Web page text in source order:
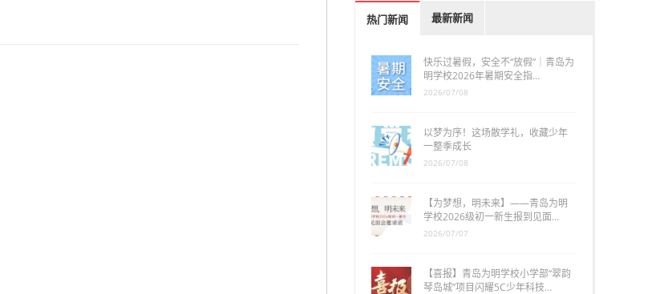
热门新闻 最新新闻
快乐过暑假，安全不“放假”｜青岛为
明学校2026年暑期安全指…
2026/07/08
以梦为序！这场散学礼，收藏少年
一整季成长
2026/07/08
【为梦想，明未来】——青岛为明
学校2026级初一新生报到见面…
2026/07/07
【喜报】青岛为明学校小学部“翠韵
琴岛城”项目闪耀5C少年科技…